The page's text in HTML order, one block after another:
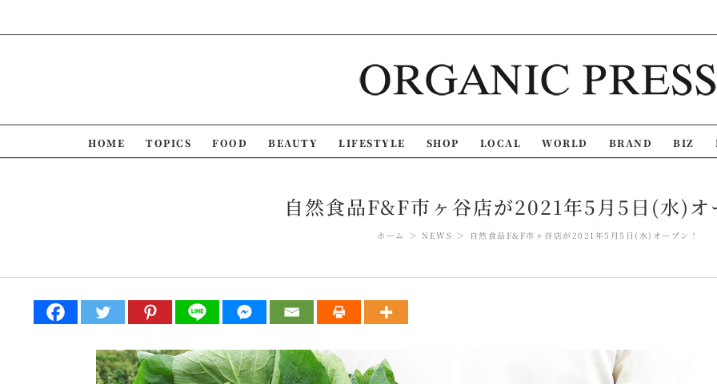
to
HOME TOPICS FOOD BEAUTY LIFESTYLE SHOP LOCAL WORLD BRAND BIZ
自然食品F&F市ヶ谷店が2021年5月5日(水)オ
ホーム NEWS 自然食品F&F市ヶ谷店が2021年5月5日(水)オープン！